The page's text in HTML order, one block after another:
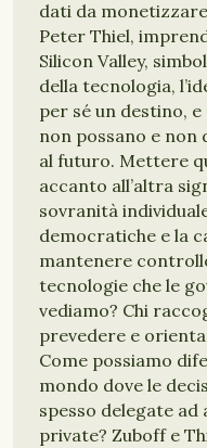
dati da
Peter Thiel,
Silicon Valley,
della tecnologia,
per sé un destino,
non possano e non
al futuro. Mettere
accanto all’altra
sovranità
democratiche e la
mantenere
tecnologie che le
vediamo? Chi
prevedere e
Come possiamo
mondo dove le
spesso delegate
private? Zuboff e